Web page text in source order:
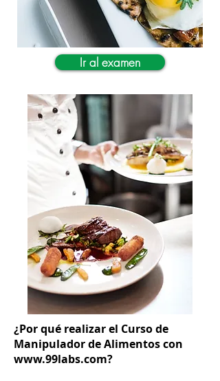
Ir al examen
¿Por qué realizar el Curso de
Manipulador de Alimentos con
www.99labs.com?